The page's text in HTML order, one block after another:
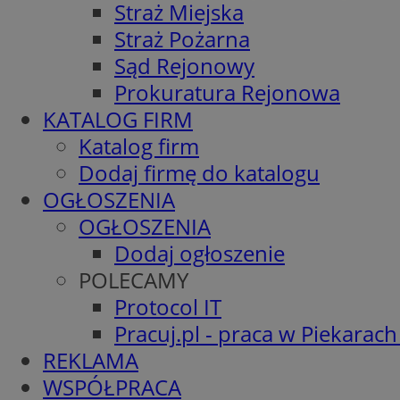
Straż Miejska
Straż Pożarna
Sąd Rejonowy
Prokuratura Rejonowa
KATALOG FIRM
Katalog firm
Dodaj firmę do katalogu
OGŁOSZENIA
OGŁOSZENIA
Dodaj ogłoszenie
POLECAMY
Protocol IT
Pracuj.pl - praca w
REKLAMA
WSPÓŁPRACA